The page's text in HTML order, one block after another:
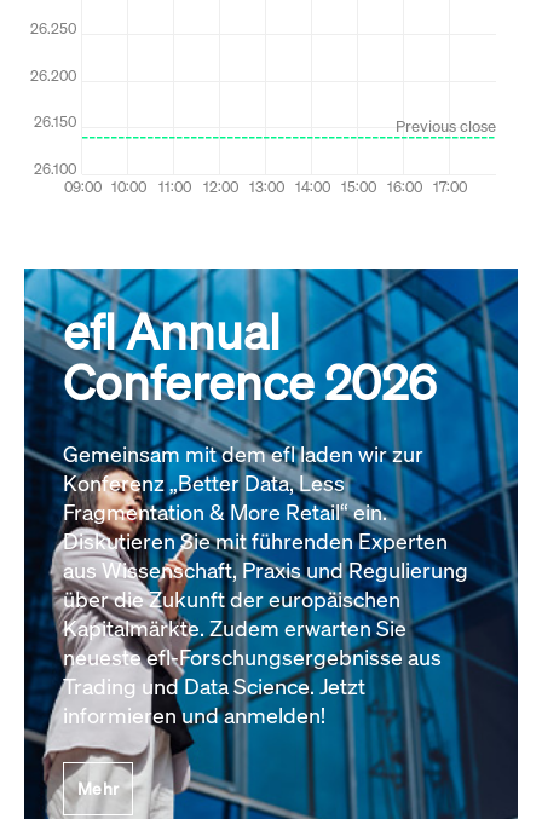
efl Annual
Conference 2026
Gemeinsam mit dem efl laden wir zur
Konferenz „Better Data, Less
Fragmentation & More Retail“ ein.
Diskutieren Sie mit führenden Experten
aus Wissenschaft, Praxis und Regulierung
über die Zukunft der europäischen
Kapitalmärkte. Zudem erwarten Sie
neueste efl-Forschungsergebnisse aus
Trading und Data Science. Jetzt
informieren und anmelden!
Mehr